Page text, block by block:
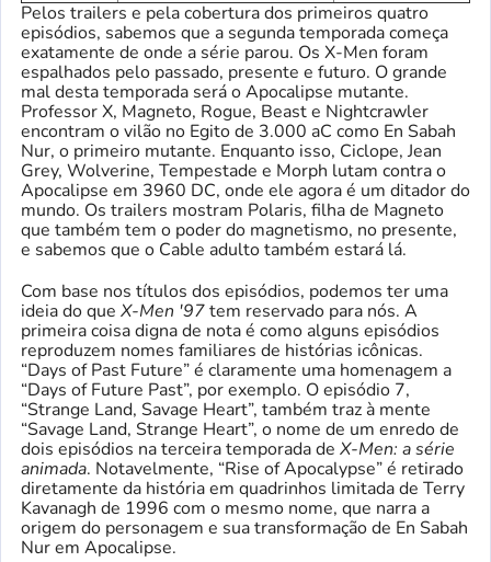
Pelos trailers e pela cobertura dos primeiros quatro
episódios, sabemos que a segunda temporada começa
exatamente de onde a série parou. Os X-Men foram
espalhados pelo passado, presente e futuro. O grande
mal desta temporada será o Apocalipse mutante.
Professor X, Magneto, Rogue, Beast e Nightcrawler
encontram o vilão no Egito de 3.000 aC como En Sabah
Nur, o primeiro mutante. Enquanto isso, Ciclope, Jean
Grey, Wolverine, Tempestade e Morph lutam contra o
Apocalipse em 3960 DC, onde ele agora é um ditador do
mundo. Os trailers mostram Polaris, filha de Magneto
que também tem o poder do magnetismo, no presente,
e sabemos que o Cable adulto também estará lá.
Com base nos títulos dos episódios, podemos ter uma
ideia do que X-Men '97tem reservado para nós. A
primeira coisa digna de nota é como alguns episódios
reproduzem nomes familiares de histórias icônicas.
“Days of Past Future” é claramente uma homenagem a
“Days of Future Past”, por exemplo. O episódio 7,
“Strange Land, Savage Heart”, também traz à mente
“Savage Land, Strange Heart”, o nome de um enredo de
dois episódios na terceira temporada de X-Men: a série
animada. Notavelmente, “Rise of Apocalypse” é retirado
diretamente da história em quadrinhos limitada de Terry
Kavanagh de 1996 com o mesmo nome, que narra a
origem do personagem e sua transformação de En Sabah
Nur em Apocalipse.